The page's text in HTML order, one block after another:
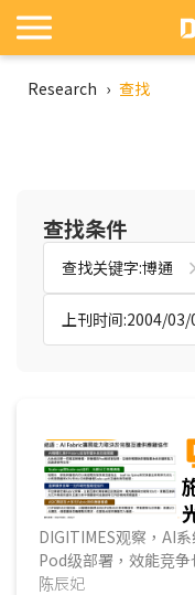
Research › 查找
查找条件
查找关键字:博通
上刊时间:2004/
DIGITIMES观察，AI
Pod级部署，效能竞
Scale-up负责节点与
陈辰妃